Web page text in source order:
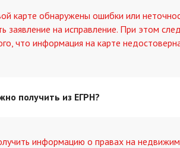
карте обнаружены ошибки или
заявление на исправление. При этом
что информация на карте
получить из ЕГРН?
информацию о правах на